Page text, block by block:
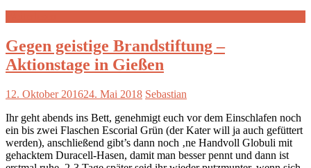
Gegen geistige Brandstiftung –
Aktionstage in Gießen
12. Oktober 201624. Mai 2018 Sebastian
Ihr geht abends ins Bett, genehmigt euch vor dem Einschlafen noch
ein bis zwei Flaschen Escorial Grün (der Kater will ja auch gefüttert
werden), anschließend gibt’s dann noch ‚ne Handvoll Globuli mit
gehacktem Duracell-Hasen, damit man besser pennt und dann ist